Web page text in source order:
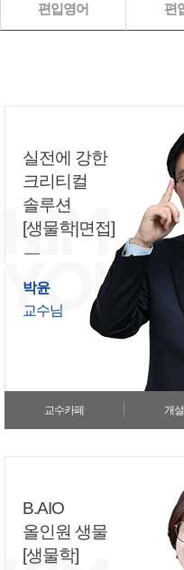
편입영어 편
실전에 강한
크리티컬
솔루션
[생물학|면접]
박윤
교수님
교수카페 개
B.AIO
올인원 생물
[생물학]